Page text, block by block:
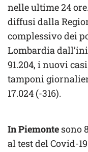
nelle ultime 24
diffusi dalla
complessivo dei
Lombardia
91.204, i nuovi
tamponi
17.024 (-316).
In Piemonte sono
al test del Covid-